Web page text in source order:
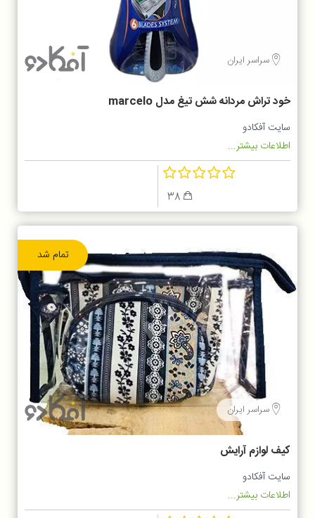
سراسر ایران
خود تراش مردانه شش تیغ مدل marcelo
سایت آفکادو
اطلاعات بیشتر...
38
تمام شد
سراسر ایران
کیف لوازم آرایش
سایت آفکادو
اطلاعات بیشتر...